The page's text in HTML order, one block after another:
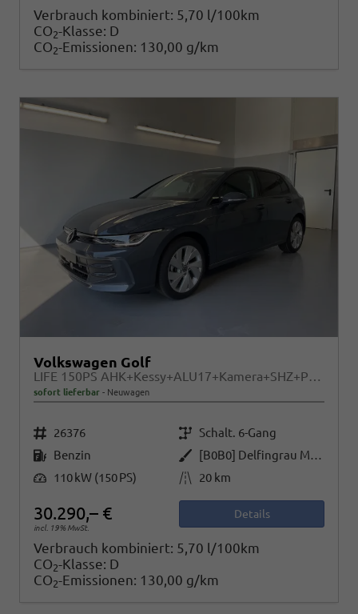
Verbrauch kombiniert: 5,70 l/100km
CO2-Klasse: D
CO2-Emissionen: 130,00 g/km
Volkswagen Golf
LIFE 150PS AHK+Kessy+ALU17+Kamera+SHZ+Parklenk+Alarm
sofort lieferbar Neuwagen
Fahrzeugnr. 26376 Getriebe Schalt. 6-Gang
Kraftstoff Benzin Außenfarbe
[B0B0] Delfingrau Metallic
Leistung 110 kW (150 PS) Kilometerstand 20 km
30.290,– €
incl. 19% MwSt.
Details
Verbrauch kombiniert: 5,70 l/100km
CO2-Klasse: D
CO2-Emissionen: 130,00 g/km